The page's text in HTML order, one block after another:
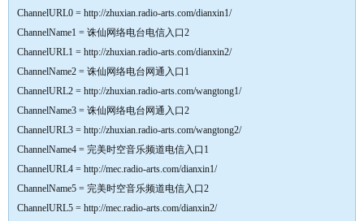
ChannelURL0 = http://zhuxian.radio-arts.com/dianxin1/
ChannelName1 = 诛仙网络电台电信入口2
ChannelURL1 = http://zhuxian.radio-arts.com/dianxin2/
ChannelName2 = 诛仙网络电台网通入口1
ChannelURL2 = http://zhuxian.radio-arts.com/wangtong1/
ChannelName3 = 诛仙网络电台网通入口2
ChannelURL3 = http://zhuxian.radio-arts.com/wangtong2/
ChannelName4 = 完美时空音乐频道电信入口1
ChannelURL4 = http://mec.radio-arts.com/dianxin1/
ChannelName5 = 完美时空音乐频道电信入口2
ChannelURL5 = http://mec.radio-arts.com/dianxin2/